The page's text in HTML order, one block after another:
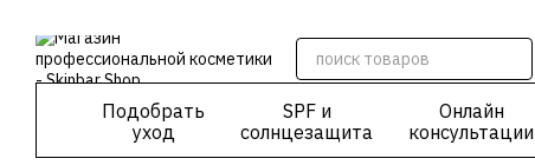
Подобрать
уход
SPF и
солнцезащита
Онлайн
консультации